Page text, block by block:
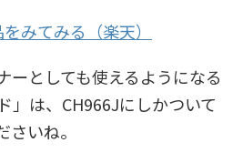
みてみる（楽天）
ーとしても使えるようになる
」は、CH966Jにしかついて
いね。